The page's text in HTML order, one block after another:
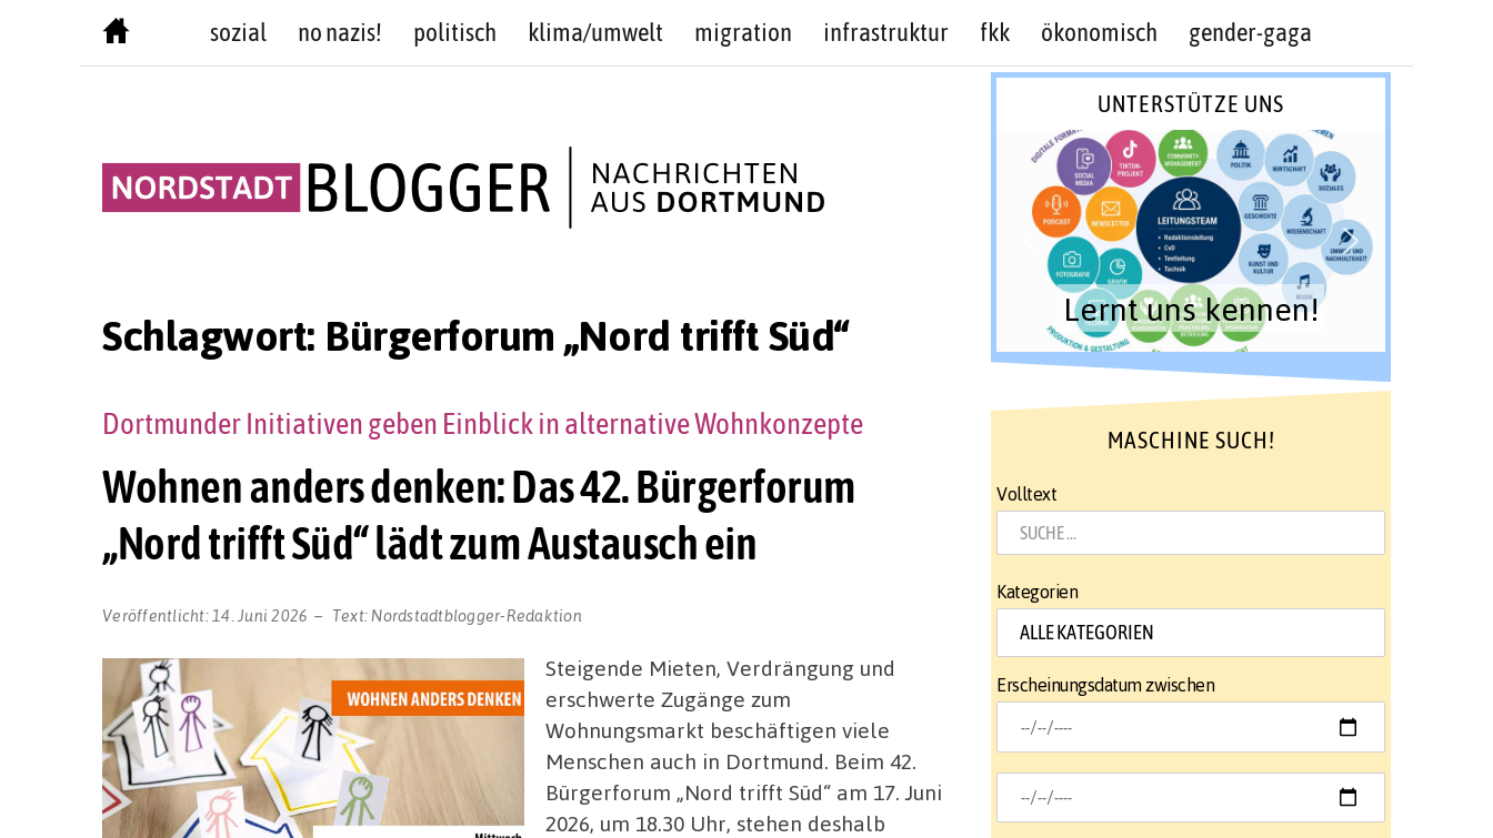
sozial no nazis! politisch klima/umwelt migration infrastruktur fkk ökonomisch gender-gaga
Schlagwort: Bürgerforum „Nord trifft Süd“
Wohnen anders denken: Das 42. Bürgerforum
„Nord trifft Süd“ lädt zum Austausch ein
Dortmunder Initiativen geben Einblick in alternative Wohnkonzepte
Veröffentlicht: 14. Juni 2026 Text: Nordstadtblogger-Redaktion
Steigende Mieten, Verdrängung und
erschwerte Zugänge zum
Wohnungsmarkt beschäftigen viele
Menschen auch in Dortmund. Beim 42.
Bürgerforum „Nord trifft Süd“ am 17. Juni
2026, um 18.30 Uhr, stehen deshalb
UNTERSTÜTZE UNS
Lernt uns kennen!
MASCHINE SUCH!
Volltext
Kategorien
Erscheinungsdatum zwischen